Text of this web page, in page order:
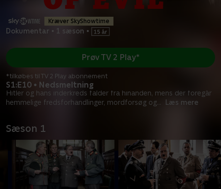
Kræver SkyShowtime
Dokumentar • 1 sæson •
S1:E10 • Nedsmeltning
Hitler og hans inderkreds falder fra hinanden, mens der foregår
hemmelige fredsforhandlinger, mordforsøg og... Læs mere
Prøv TV 2 Play*
*tilkøbes til TV 2 Play abonnement
Sæson 1